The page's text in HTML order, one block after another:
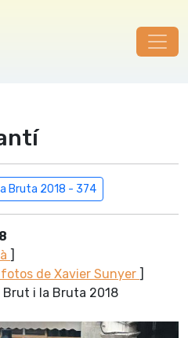
Bruta 2018 - 374
]
de Xavier Sunyer ]
Brut i la Bruta 2018